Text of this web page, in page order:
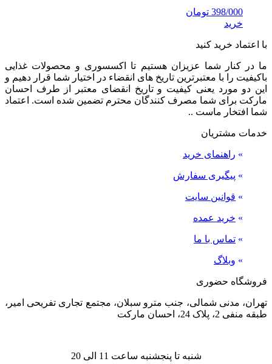
398/000 تومان
خرید
با اعتماد خرید کنید
ما در کنار شما عزیزان هستیم تا اکسسوری و محصولات غذایی
باکیفیت را با معتبرترین تاریخ های انقضاء در اختیار شما قرار دهیم و
این دو مورد یعنی کیفیت و تاریخ انقضای معتبر از طرف احسان
مارکت برای شما مصرف کنندگان محترم تضمین شده است. اعتماد
شما افتخار ماست ..
خدمات مشتریان
» راهنمای خرید
» پیگیری سفارش
» قوانین سایت
» خرید عمده
» تماس با ما
» وبلاگ
فروشگاه حضوری
تهران، مدنی شمالی، جنب مترو سبلان، مجتمع تجاری تفریحی امیر،
طبقه منفی 2، پلاک 24، احسان مارکت
شنبه تا پنجشنبه ساعت 11 الی 20